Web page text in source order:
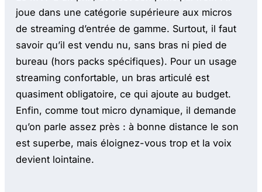
joue dans une catégorie supérieure aux micros
de streaming d’entrée de gamme. Surtout, il faut
savoir qu’il est vendu nu, sans bras ni pied de
bureau (hors packs spécifiques). Pour un usage
streaming confortable, un bras articulé est
quasiment obligatoire, ce qui ajoute au budget.
Enfin, comme tout micro dynamique, il demande
qu’on parle assez près : à bonne distance le son
est superbe, mais éloignez-vous trop et la voix
devient lointaine.